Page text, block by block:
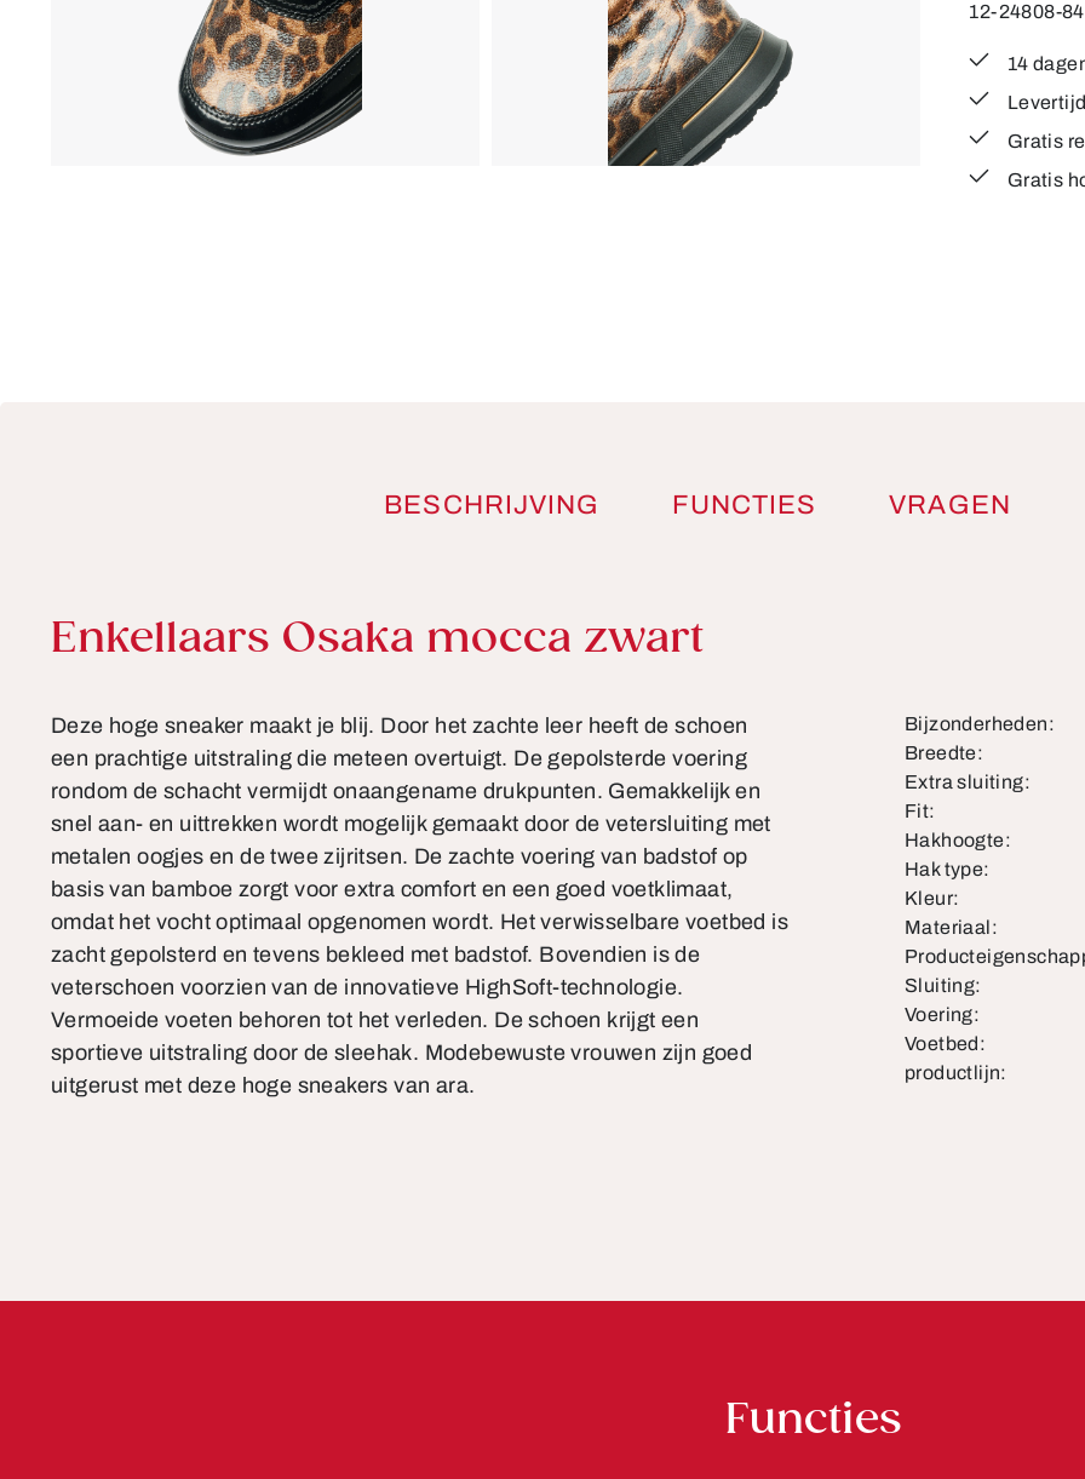
12-24808-84
14
Gratis
Gratis
BESCHRIJVING FUNCTIES VRAGEN
Productinformatie
Enkellaars Osaka mocca zwart
Deze hoge sneaker maakt je blij. Door het zachte leer heeft de schoen
een prachtige uitstraling die meteen overtuigt. De gepolsterde voering
rondom de schacht vermijdt onaangename drukpunten. Gemakkelijk en
snel aan- en uittrekken wordt mogelijk gemaakt door de vetersluiting met
metalen oogjes en de twee zijritsen. De zachte voering van badstof op
basis van bamboe zorgt voor extra comfort en een goed voetklimaat,
omdat het vocht optimaal opgenomen wordt. Het verwisselbare voetbed is
zacht gepolsterd en tevens bekleed met badstof. Bovendien is de
veterschoen voorzien van de innovatieve HighSoft-technologie.
Vermoeide voeten behoren tot het verleden. De schoen krijgt een
sportieve uitstraling door de sleehak. Modebewuste vrouwen zijn goed
uitgerust met deze hoge sneakers van ara.
Bijzonderheden:
Breedte:
Extra sluiting:
Fit:
Hakhoogte:
Hak type:
Kleur:
Materiaal:
Sluiting:
Voering:
Voetbed:
productlijn:
Functies